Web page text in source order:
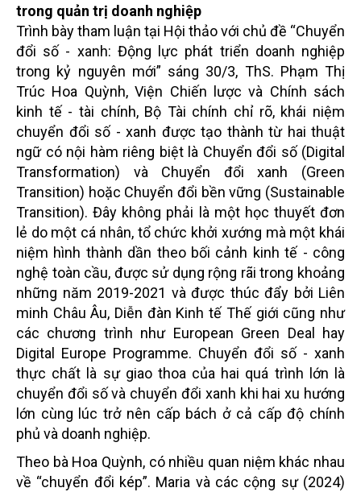
trong quản trị doanh nghiệp
Trình bày tham luận tại Hội thảo với chủ đề “Chuyển
đổi số - xanh: Động lực phát triển doanh nghiệp
trong kỷ nguyên mới” sáng 30/3, ThS. Phạm Thị
Trúc Hoa Quỳnh, Viện Chiến lược và Chính sách
kinh tế - tài chính, Bộ Tài chính chỉ rõ, khái niệm
chuyển đổi số - xanh được tạo thành từ hai thuật
ngữ có nội hàm riêng biệt là Chuyển đổi số (Digital
Transformation) và Chuyển đổi xanh (Green
Transition) hoặc Chuyển đổi bền vững (Sustainable
Transition). Đây không phải là một học thuyết đơn
lẻ do một cá nhân, tổ chức khởi xướng mà một khái
niệm hình thành dần theo bối cảnh kinh tế - công
nghệ toàn cầu, được sử dụng rộng rãi trong khoảng
những năm 2019-2021 và được thúc đẩy bởi Liên
minh Châu Âu, Diễn đàn Kinh tế Thế giới cũng như
các chương trình như European Green Deal hay
Digital Europe Programme. Chuyển đổi số - xanh
thực chất là sự giao thoa của hai quá trình lớn là
chuyển đổi số và chuyển đổi xanh khi hai xu hướng
lớn cùng lúc trở nên cấp bách ở cả cấp độ chính
phủ và doanh nghiệp.
Theo bà Hoa Quỳnh, có nhiều quan niệm khác nhau
về “chuyển đổi kép”. Maria và các cộng sự (2024)